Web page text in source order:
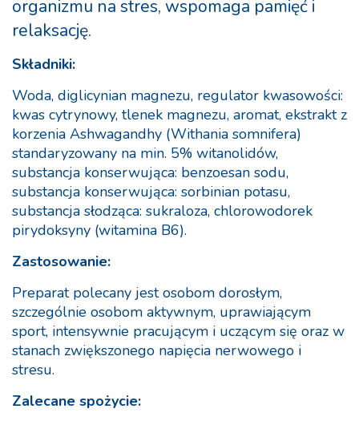
organizmu na stres, wspomaga pamięć i
relaksację.
Składniki:
Woda, diglicynian magnezu, regulator kwasowości:
kwas cytrynowy, tlenek magnezu, aromat, ekstrakt z
korzenia Ashwagandhy (Withania somnifera)
standaryzowany na min. 5% witanolidów,
substancja konserwująca: benzoesan sodu,
substancja konserwująca: sorbinian potasu,
substancja słodząca: sukraloza, chlorowodorek
pirydoksyny (witamina B6).
Zastosowanie:
Preparat polecany jest osobom dorosłym,
szczególnie osobom aktywnym, uprawiającym
sport, intensywnie pracującym i uczącym się oraz w
stanach zwiększonego napięcia nerwowego i
stresu.
Zalecane spożycie: